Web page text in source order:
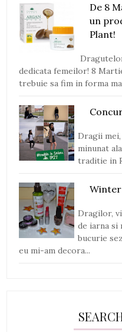
De 8
un
Plant!
dedicata femeilor! 8
trebuie sa fim in forma
Dragii
minunat
traditie in
Winter
Dragilor,
de iarna si
bucurie
eu mi-am decora...